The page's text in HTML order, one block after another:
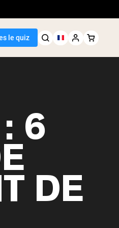
le quiz
6
DE